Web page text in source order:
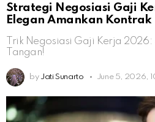
Strategi Negosiasi Gaji
Elegan Amankan Kontrak
Trik Negosiasi Gaji Kerja
Tangan!
by Jati Sunarto June 5, 2026,